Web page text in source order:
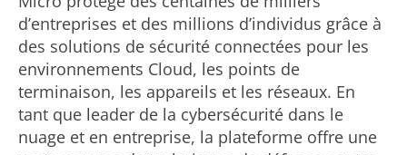
d’entreprises et des millions d’individus grâce à
des solutions de sécurité connectées pour les
environnements Cloud, les points de
terminaison, les appareils et les réseaux. En
tant que leader de la cybersécurité dans le
nuage et en entreprise, la plateforme offre une